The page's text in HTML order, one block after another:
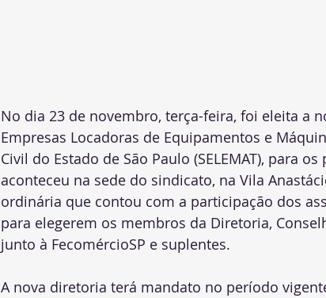
No dia 23 de novembro, terça-feira, foi eleita a
Empresas Locadoras de Equipamentos e
Civil do Estado de São Paulo (SELEMAT), para
aconteceu na sede do sindicato, na Vila
ordinária que contou com a participação dos
para elegerem os membros da Diretoria,
junto à FecomércioSP e suplentes.
A nova diretoria terá mandato no período